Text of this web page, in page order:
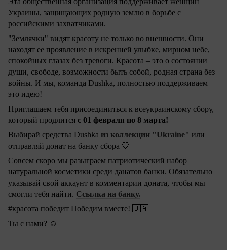
Украины, защищающих родную землю в борьбе с
российскими захватчиками.
"Землячки" видят красоту не только во внешности. Они
находят ее проявление в искренней улыбке, мирном небе,
спокойных глазах без тревоги. Красота – это о состоянии
души, свободе, возможности быть собой, родная страна без
войны. И мы, команда Dushka, полностью поддерживаем
это идею!
Приглашаем тебя присоединиться к всеукраинскому сбору,
который продлится с 01 февраля по 8 марта!
Выбирай средства Dushka из коллекции "Ukraine" или
отправляй донат на банку сбора 💛
Совсем скоро мы разыграем патриотический набор
натуральной косметики среди данатов банки. Обязательно
указывай свой аккаунт в комментарии доната, чтобы мы
смогли тебя найти. Ссылка на банку.
#красота победит Победим вместе! 🇺🇦
Ты с нами? ☺